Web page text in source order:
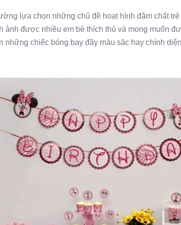
lựa chọn những chủ đề hoạt hình đậm chất
ảnh được nhiều em bé thích thú và mong muốn
những chiếc bóng bay đầy màu săc hay chính